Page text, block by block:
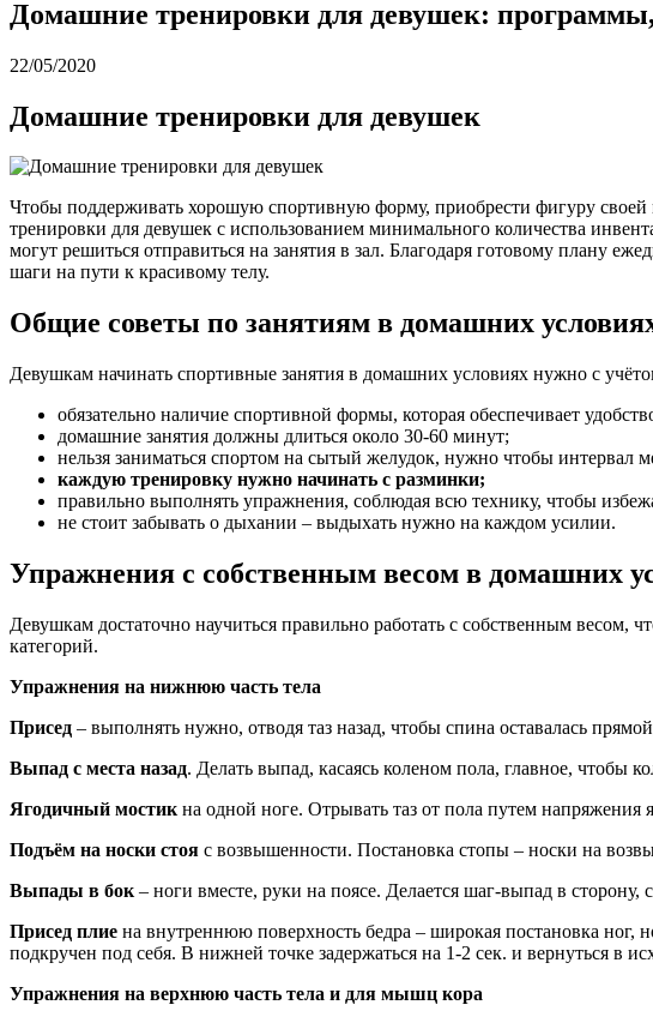
Домашние тренировки для девушек:
22/05/2020
Домашние тренировки для девушек
Чтобы поддерживать хорошую спортивную форму, приобрести фигуру
тренировки для девушек с использованием минимального количества
могут решиться отправиться на занятия в зал. Благодаря готовому плану
шаги на пути к красивому телу.
Общие советы по занятиям в домашних
Девушкам начинать спортивные занятия в домашних условиях нужно с
обязательно наличие спортивной формы, которая обеспечивает
домашние занятия должны длиться около 30-60 минут;
нельзя заниматься спортом на сытый желудок, нужно чтобы
каждую тренировку нужно начинать с разминки;
правильно выполнять упражнения, соблюдая всю технику, чтобы
не стоит забывать о дыхании – выдыхать нужно на каждом усилии.
Упражнения с собственным весом в домашних
Девушкам достаточно научиться правильно работать с собственным весом,
категорий.
Упражнения на нижнюю часть тела
Присед – выполнять нужно, отводя таз назад, чтобы спина оставалась
Выпад с места назад. Делать выпад, касаясь коленом пола, главное, чтобы
Ягодичный мостик на одной ноге. Отрывать таз от пола путем
Подъём на носки стоя с возвышенности. Постановка стопы – носки на
Выпады в бок – ноги вместе, руки на поясе. Делается шаг-выпад в сторону,
Присед плие на внутреннюю поверхность бедра – широкая постановка ног,
подкручен под себя. В нижней точке задержаться на 1-2 сек. и вернуться в
Упражнения на верхнюю часть тела и для мышц кора